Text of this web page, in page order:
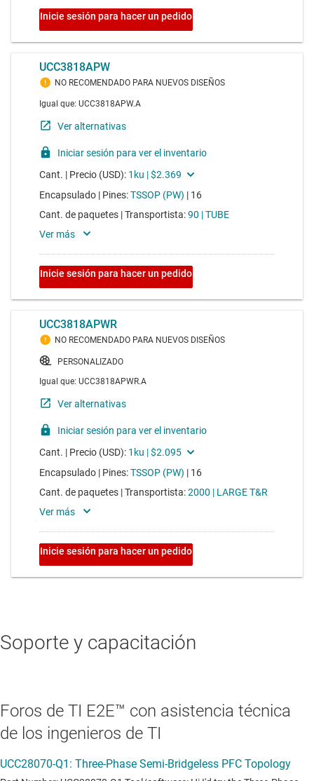
Soporte y capacitación
Foros de TI E2E™ con asistencia técnica
de los ingenieros de TI